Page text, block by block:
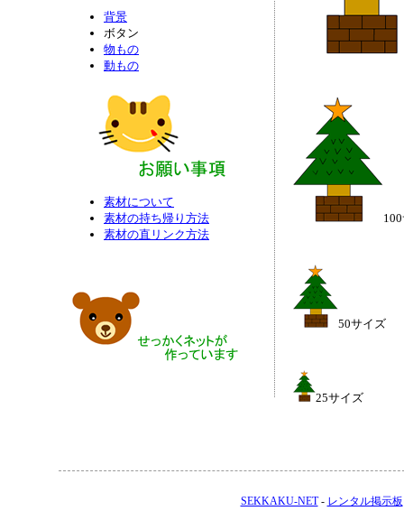
背景
ボタン
物もの
動もの
素材について
素材の持ち帰り方法
素材の直リンク方法
50サイズ
25サイズ
SEKKAKU-NET- レンタル掲示板